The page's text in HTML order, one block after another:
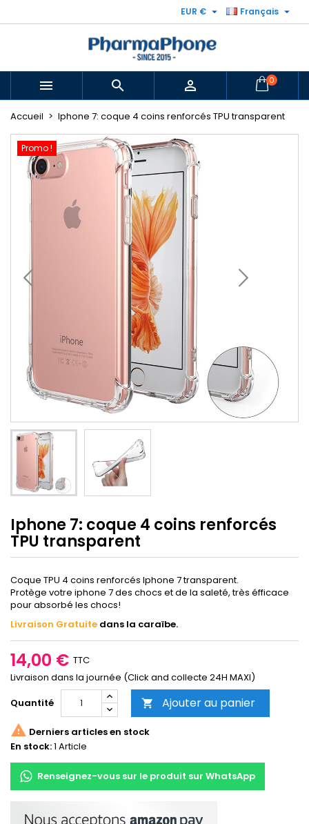
Français 
EUR € 
   0
Accueil Iphone 7: coque 4 coins renforcés TPU transparent
Promo !
Iphone 7: coque 4 coins renforcés
TPU transparent
Coque TPU 4 coins renforcés Iphone 7 transparent.
Protège votre iphone 7 des chocs et de la saleté, très éfficace
pour absorbé les chocs!
Livraison Gratuite dans la caraïbe.
14,00 € TTC
Livraison dans la journée (Click and collecte 24H MAXI)
Quantité
 Ajouter au panier
 Derniers articles en stock
En stock:1 Article
Renseignez-vous sur le produit sur WhatsApp